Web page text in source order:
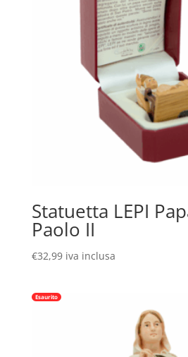
Statuetta LEPI
Paolo II
€32,99 iva inclusa
Esaurito